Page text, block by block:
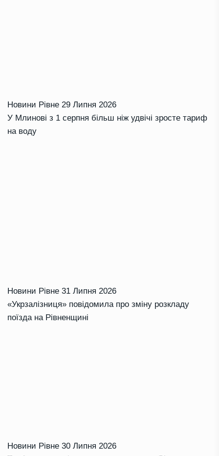
Новини Рівне 29 Липня 2026
У Млинові з 1 серпня більш ніж удвічі зросте тариф
на воду
Новини Рівне 31 Липня 2026
«Укрзалізниця» повідомила про зміну розкладу
поїзда на Рівненщині
Новини Рівне 30 Липня 2026